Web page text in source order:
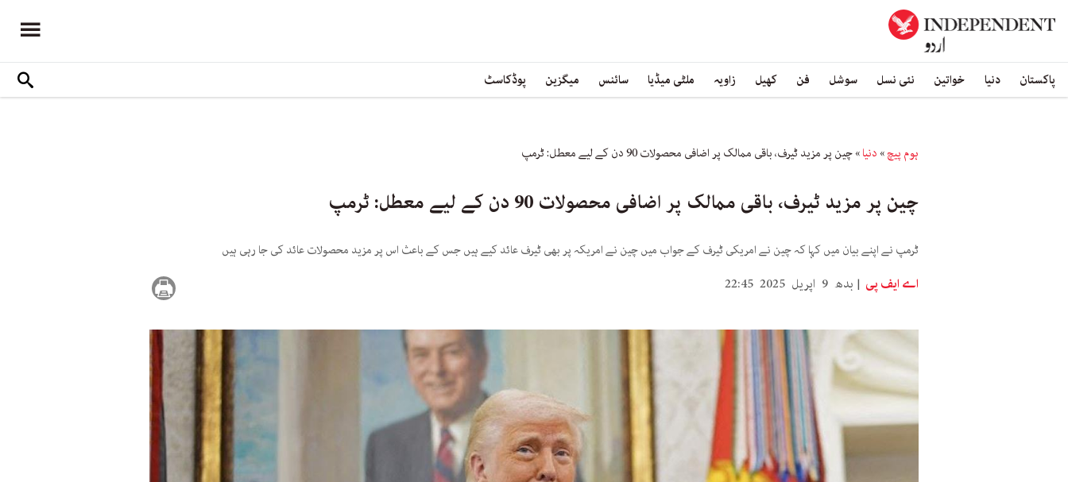
پاکستان دنیا خواتین نئی نسل سوشل فن کھیل زاویہ ملٹی میڈیا سائنس میگزین پوڈکاسٹ
ہوم پیچ» دنیا»چین پر مزید ٹیرف، باقی ممالک پر اضافی محصولات 90 دن کے لیے معطل: ٹرمپ
چین پر مزید ٹیرف، باقی ممالک پر اضافی محصولات 90 دن کے لیے معطل: ٹرمپ
ٹرمپ نے اپنے بیان میں کہا کہ چین نے امریکی ٹیرف کے جواب میں چین نے امریکہ پر بھی ٹیرف عائد کیے ہیں جس کے باعث اس پر مزید محصولات عائد کی جا رہی ہیں
اے ایف پی بدھ 9 اپریل 2025 22:45